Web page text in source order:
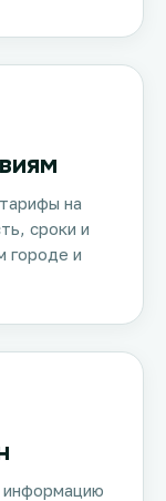
на
сроки и
городе и
информацию